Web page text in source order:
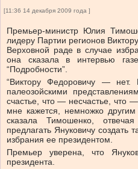
[11:36 14 декабря 2009 года ]
Премьер-министр Юлия
лидеру Партии регионов
Верховной раде в случае
она сказала в интервью
“Подробности”.
“Виктору Федоровичу — нет.
палеозойскими
счастье, что — несчастье, что
мне кажется, немножко
сказала Тимошенко,
предлагать Януковичу создать
избрания ее президентом.
Премьер уверена, что
президента.